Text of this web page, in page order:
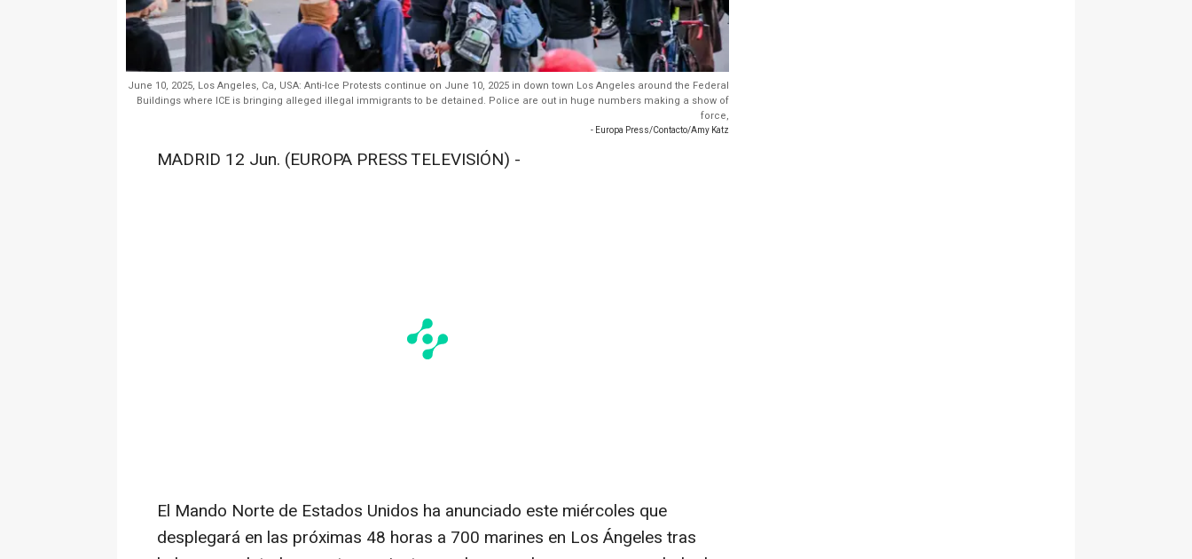
June 10, 2025, Los Angeles, Ca, USA: Anti-Ice Protests continue on June 10, 2025 in down town Los Angeles around the Federal
Buildings where ICE is bringing alleged illegal immigrants to be detained. Police are out in huge numbers making a show of
force,
- Europa Press/Contacto/Amy Katz
MADRID 12 Jun. (EUROPA PRESS TELEVISIÓN) -
El Mando Norte de Estados Unidos ha anunciado este miércoles que
desplegará en las próximas 48 horas a 700 marines en Los Ángeles tras